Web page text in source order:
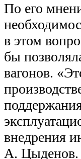
По его
в этом
бы
вагонов.
внедрения
А. Цыденов.